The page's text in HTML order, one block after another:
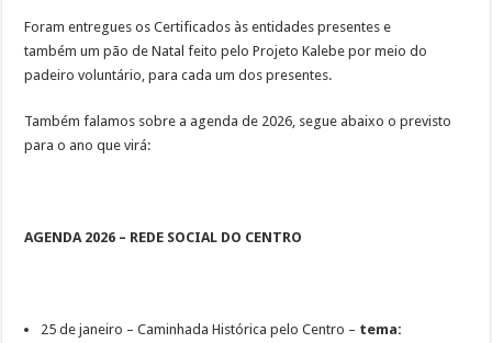
Foram entregues os Certificados às entidades presentes e
também um pão de Natal feito pelo Projeto Kalebe por meio do
padeiro voluntário, para cada um dos presentes.
Também falamos sobre a agenda de 2026, segue abaixo o previsto
para o ano que virá:
AGENDA 2026 – REDE SOCIAL DO CENTRO
25 de janeiro – Caminhada Histórica pelo Centro – tema: